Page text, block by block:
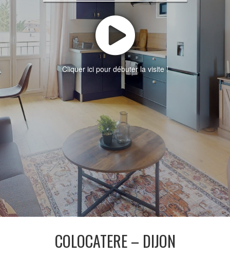
Cliquer ici pour débuter la visite !
COLOCATERE – DIJON